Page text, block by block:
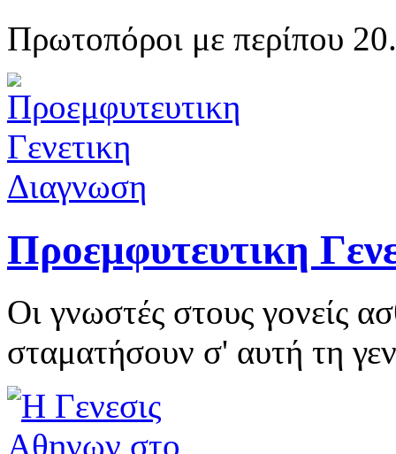
Πρωτοπόροι με περίπου
Προεμφυτευτικη
Οι γνωστές στους γονείς
σταματήσουν σ' αυτή τη